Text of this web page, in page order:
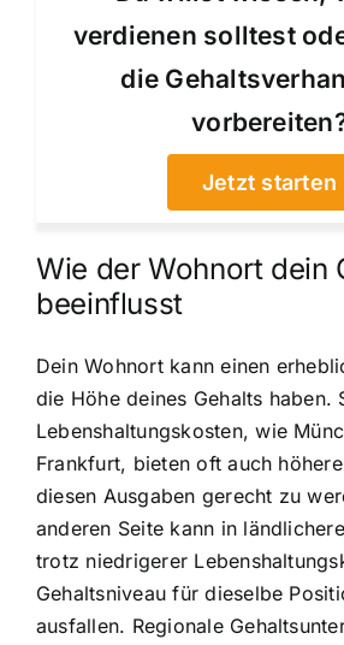
verdienen solltest
die
Jetzt starten
Wie der Wohnort dein
beeinflusst
Dein Wohnort kann einen
die Höhe deines Gehalts haben.
Lebenshaltungskosten, wie
Frankfurt, bieten oft auch
diesen Ausgaben gerecht zu
anderen Seite kann in
trotz niedrigerer
Gehaltsniveau für dieselbe
ausfallen. Regionale